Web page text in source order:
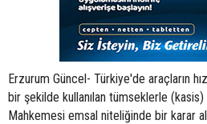
Erzurum Güncel- Türkiye'de araçların
bir şekilde kullanılan tümseklerle
Mahkemesi emsal niteliğinde bir karar